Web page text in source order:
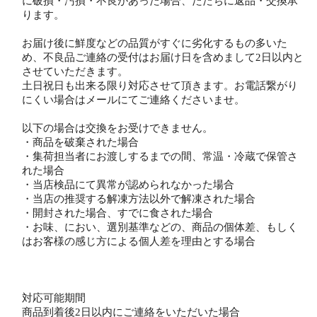
ります。
お届け後に鮮度などの品質がすぐに劣化するもの多いた
め、不良品ご連絡の受付はお届け日を含めまして2日以内と
させていただきます。
土日祝日も出来る限り対応させて頂きます。お電話繋がり
にくい場合はメールにてご連絡くださいませ。
以下の場合は交換をお受けできません。
・商品を破棄された場合
・集荷担当者にお渡しするまでの間、常温・冷蔵で保管さ
れた場合
・当店検品にて異常が認められなかった場合
・当店の推奨する解凍方法以外で解凍された場合
・開封された場合、すでに食された場合
・お味、におい、選別基準などの、商品の個体差、もしく
はお客様の感じ方による個人差を理由とする場合
対応可能期間
商品到着後2日以内にご連絡をいただいた場合